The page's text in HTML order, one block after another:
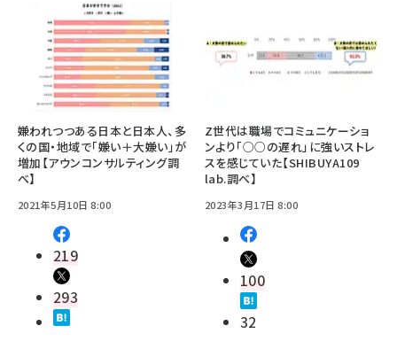
嫌われつつある日本と日本人、多
くの国・地域で「嫌い＋大嫌い」が
増加【アウンコンサルティング調
べ】
2021年5月10日 8:00
219
293
Z世代は職場でコミュニケーショ
ンより「○○の遅れ」に強いストレ
スを感じていた【SHIBUYA109
lab.調べ】
2023年3月17日 8:00
100
32